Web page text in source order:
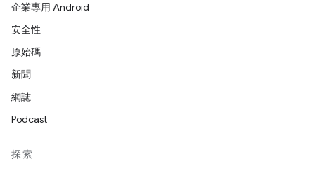
企業專用 Android
安全性
原始碼
新聞
網誌
Podcast
探索